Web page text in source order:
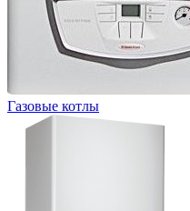
Газовые котлы